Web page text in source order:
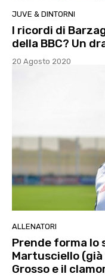
JUVE & DINTORNI
I ricordi di
della BBC? Un
20 Agosto 2020
ALLENATORI
Prende forma lo
Martusciello
Grosso e il